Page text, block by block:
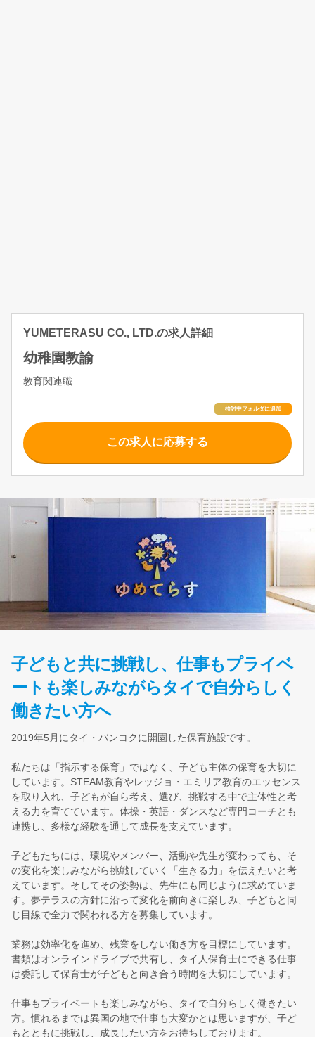
YUMETERASU CO., LTD.の求人詳細
幼稚園教諭
教育関連職
この求人に応募する
子どもと共に挑戦し、仕事もプライベ
ートも楽しみながらタイで自分らしく
働きたい方へ
2019年5月にタイ・バンコクに開園した保育施設です。
私たちは「指示する保育」ではなく、子ども主体の保育を大切に
しています。STEAM教育やレッジョ・エミリア教育のエッセンス
を取り入れ、子どもが自ら考え、選び、挑戦する中で主体性と考
える力を育てています。体操・英語・ダンスなど専門コーチとも
連携し、多様な経験を通して成長を支えています。
子どもたちには、環境やメンバー、活動や先生が変わっても、そ
の変化を楽しみながら挑戦していく「生きる力」を伝えたいと考
えています。そしてその姿勢は、先生にも同じように求めていま
す。夢テラスの方針に沿って変化を前向きに楽しみ、子どもと同
じ目線で全力で関われる方を募集しています。
業務は効率化を進め、残業をしない働き方を目標にしています。
書類はオンラインドライブで共有し、タイ人保育士にできる仕事
は委託して保育士が子どもと向き合う時間を大切にしています。
仕事もプライベートも楽しみながら、タイで自分らしく働きたい
方。慣れるまでは異国の地で仕事も大変かとは思いますが、子ど
もとともに挑戦し、成長したい方をお待ちしております。